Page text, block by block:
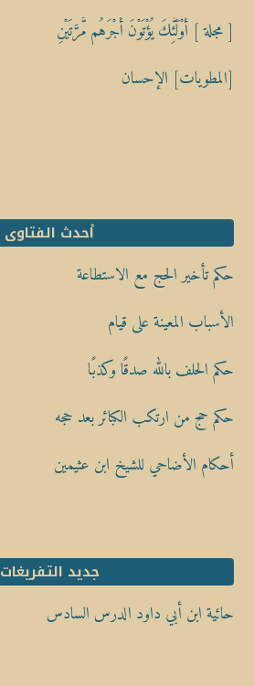
[ مجلة ] أُوْلَٰٓئِكَ يُؤْتَوْنَ أَجْرَهُم مَّرَّتَيْنِ
[المطويات] الإحسان
أحدث الفتاوى
حكم تأخير الحج مع الاستطاعة
الأسباب المعينة على قيام
حكم الحلف بالله صدقًا وكذبًا
حكم حج من ارتكب الكبائر بعد حجه
أحكام الأضاحي للشيخ ابن عثيمين
جديد التفريغات
حائية ابن أبي داود الدرس السادس